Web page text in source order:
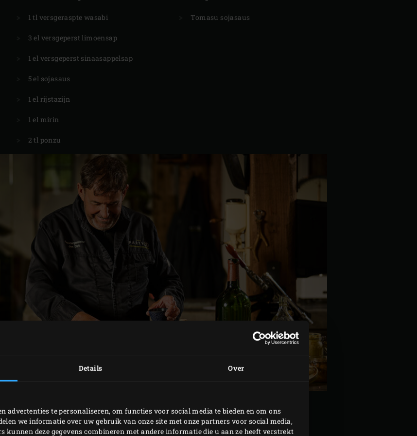
Details Over
advertenties te personaliseren, om functies voor social media te bieden en om ons
we informatie over uw gebruik van onze site met onze partners voor social media,
kunnen deze gegevens combineren met andere informatie die u aan ze heeft verstrekt
1 tl versgeraspte wasabi
3 el versgeperst limoensap
1 el versgeperst sinaasappelsap
5 el sojasaus
1 el rijstazijn
1 el mirin
2 tl ponzu
Tomasu sojasaus
VOORBEREIDING